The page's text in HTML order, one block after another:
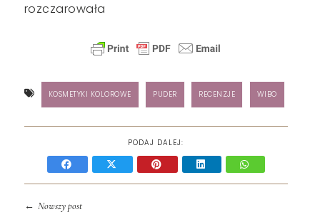
rozczarowała
KOSMETYKI KOLOROWE PUDER RECENZJE WIBO
PODAJ DALEJ:
← Nowszy post